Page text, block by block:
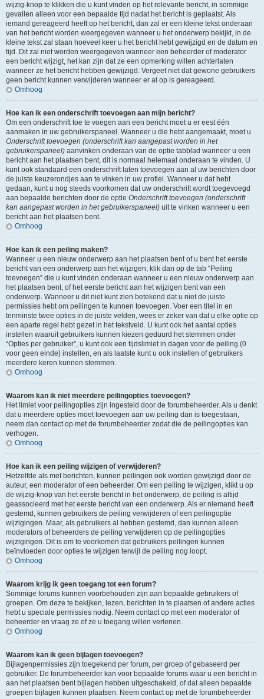
wijzig-knop te klikken die u kunt vinden op het relevante bericht, in sommige
gevallen alleen voor een bepaalde tijd nadat het bericht is geplaatst. Als
iemand gereageerd heeft op het bericht, dan zal er een kleine tekst onderaan
van het bericht worden weergegeven wanneer u het onderwerp bekijkt, in de
kleine tekst zal staan hoeveel keer u het bericht hebt gewijzigd en de datum en
tijd. Dit zal niet worden weergegeven wanneer een beheerder of moderator
een bericht wijzigt, het kan zijn dat ze een opmerking willen achterlaten
wanneer ze het bericht hebben gewijzigd. Vergeet niet dat gewone gebruikers
geen bericht kunnen verwijderen wanneer er al op is gereageerd.
Omhoog
Hoe kan ik een onderschrift toevoegen aan mijn bericht?
Om een onderschrift toe te voegen aan een bericht moet u er eest één
aanmaken in uw gebruikerspaneel. Wanneer u die hebt aangemaakt, moet u
Onderschrift toevoegen (onderschrift kan aangepast worden in het
gebruikerspaneel) aanvinken onderaan van de optie tabblad wanneer u een
bericht aan het plaatsen bent, dit is normaal helemaal onderaan te vinden. U
kunt ook standaard een onderschrift laten toevoegen aan al uw berichten door
de juiste keuzerondjes aan te vinken in uw profiel. Wanneer u dat hebt
gedaan, kunt u nog steeds voorkomen dat uw onderschrift wordt toegevoegd
aan bepaalde berichten door de optie Onderschrift toevoegen (onderschrift
kan aangepast worden in het gebruikerspaneel) uit te vinken wanneer u een
bericht aan het plaatsen bent.
Omhoog
Hoe kan ik een peiling maken?
Wanneer u een nieuw onderwerp aan het plaatsen bent of u bent het eerste
bericht van een onderwerp aan het wijzigen, klik dan op de tab “Peiling
toevoegen” die u kunt vinden onderaan wanneer u een nieuw onderwerp aan
het plaatsen bent, of het eerste bericht aan het wijzigen bent van een
onderwerp. Wanneer u dit niet kunt zien betekend dat u niet de juiste
permissies hebt om peilingen te kunnen toevoegen. Voer een titel in en
tenminste twee opties in de juiste velden, wees er zeker van dat u elke optie op
een aparte regel hebt gezet in het tekstveld. U kunt ook het aantal opties
instellen waaruit gebruikers kunnen kiezen geduurd het stemmen onder
“Opties per gebruiker”, u kunt ook een tijdslimiet in dagen voor de peiling (0
voor geen einde) instellen, en als laatste kunt u ook instellen of gebruikers
meerdere keren kunnen stemmen.
Omhoog
Waarom kan ik niet meerdere peilingopties toevoegen?
Het limiet voor peilingopties zijn ingesteld door de forumbeheerder. Als u denkt
dat u meerdere opties moet toevoegen aan uw peiling dan is toegestaan,
neem dan contact op met de forumbeheerder zodat die de peilingopties kan
verhogen.
Omhoog
Hoe kan ik een peiling wijzigen of verwijderen?
Hetzelfde als met berichten, kunnen peilingen ook worden gewijzigd door de
auteur, een moderator of een beheerder. Om een peiling te wijzigen, klikt u op
de wijzig-knop van het eerste bericht in het onderwerp, de peiling is altijd
geassocieerd met het eerste bericht van een onderwerp. Als er niemand heeft
gestemd, kunnen gebruikers de peiling verwijderen of een peilingoptie
wijzigingen. Maar, als gebruikers al hebben gestemd, dan kunnen alleen
moderators of beheerders de peiling verwijderen op de peilingopties
wijzigingen. Dit is om te voorkomen dat gebruikers peilingen kunnen
beïnvloeden door opties te wijzigen terwijl de peiling nog loopt.
Omhoog
Waarom krijg ik geen toegang tot een forum?
Sommige forums kunnen voorbehouden zijn aan bepaalde gebruikers of
groepen. Om deze te bekijken, lezen, berichten in te plaatsen of andere acties
hebt u speciale permissies nodig. Neem contact op met een moderator of
beheerder en vraag ze of ze u toegang willen verlenen.
Omhoog
Waarom kan ik geen bijlagen toevoegen?
Bijlagenpermissies zijn toegekend per forum, per groep of gebaseerd per
gebruiker. De forumbeheerder kan voor bepaalde forums waar u een bericht in
aan het plaatsen bent bijlagen hebben uitgeschakeld, of dat alleen bepaalde
groepen bijlagen kunnen plaatsen. Neem contact op met de forumbeheerder